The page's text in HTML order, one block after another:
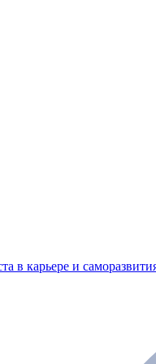
в карьере и